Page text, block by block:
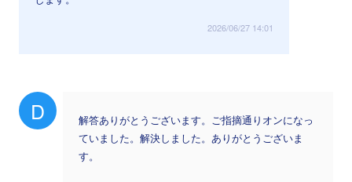
2026/06/27 14:01
D
解答ありがとうございます。ご指摘通りオンになっ
ていました。解決しました。ありがとうございま
す。